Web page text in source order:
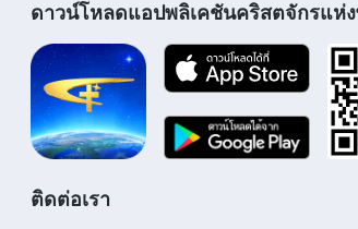
ดาวน์โหลดแอปพลิเคชันคริสตจักรแห่
ติดต่อเรา